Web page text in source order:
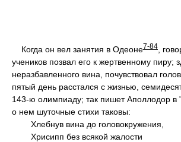
Когда он вел занятия в Одеоне7-84
,
учеников позвал его к жертвенному пиру;
неразбавленного вина, почувствовал
пятый день расстался с жизнью,
143-ю олимпиаду; так пишет Аполлодор в
о нем шуточные стихи таковы:
Хлебнув вина до головокружения,
Хрисипп без всякой жалости